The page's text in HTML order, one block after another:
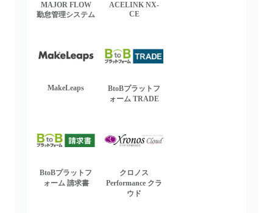
MAJOR FLOW
勤怠管理システム
ACELINK NX-
CE
MakeLeaps
BtoBプラットフ
ォーム TRADE
BtoBプラットフ
ォーム 請求書
クロノス
Performance クラ
ウド